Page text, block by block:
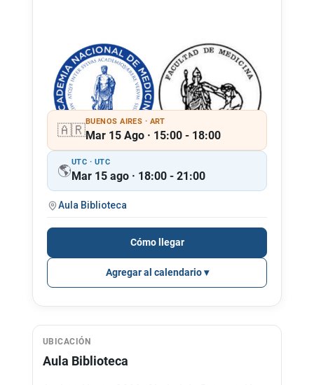
🇦🇷
BUENOS AIRES · ART
Mar 15 Ago · 15:00 - 18:00
🌎
UTC · UTC
Mar 15 ago · 18:00 - 21:00
Aula Biblioteca
Cómo llegar
Agregar al calendario
UBICACIÓN
Aula Biblioteca